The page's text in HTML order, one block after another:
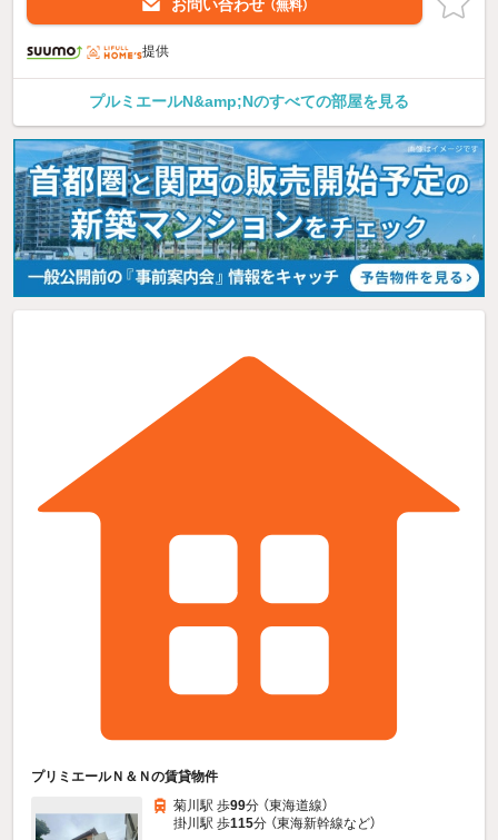
お問い合わせ （無料）
提供
プルミエールN&amp;Nのすべての部屋を見る
プリミエールＮ＆Ｎの賃貸物件
菊川駅 歩99分 （東海道線）
掛川駅 歩115分 （東海新幹線など）